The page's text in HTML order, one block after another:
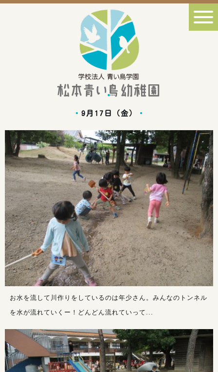
9月17日（金）
お水を流して川作りをしているのは年少さん。みんなのトンネル
を水が流れていくー！どんどん流れていって...